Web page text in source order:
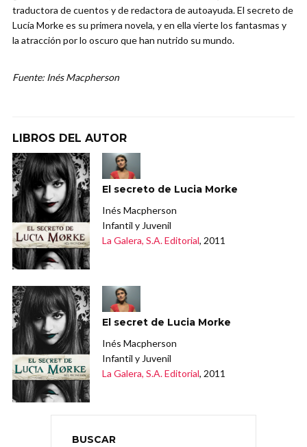
traductora de cuentos y de redactora de autoayuda. El secreto de
Lucía Morke es su primera novela, y en ella vierte los fantasmas y
la atracción por lo oscuro que han nutrido su mundo.
Fuente: Inés Macpherson
LIBROS DEL AUTOR
El secreto de Lucia Morke
Inés Macpherson
Infantil y Juvenil
La Galera, S.A. Editorial, 2011
El secret de Lucia Morke
Inés Macpherson
Infantil y Juvenil
La Galera, S.A. Editorial, 2011
BUSCAR